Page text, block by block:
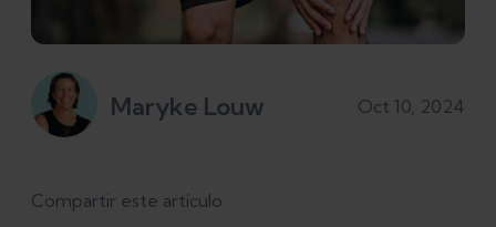
Maryke Louw Oct 10, 2024
Compartir este artículo